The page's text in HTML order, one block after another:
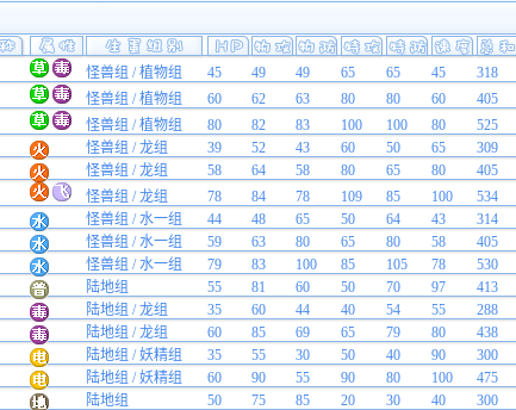
怪兽组 / 植物组 45 49 49 65 65 45 318
怪兽组 / 植物组 60 62 63 80 80 60 405
怪兽组 / 植物组 80 82 83 100 100 80 525
怪兽组 / 龙组 39 52 43 60 50 65 309
怪兽组 / 龙组 58 64 58 80 65 80 405
怪兽组 / 龙组 78 84 78 109 85 100 534
怪兽组 / 水一组 44 48 65 50 64 43 314
怪兽组 / 水一组 59 63 80 65 80 58 405
怪兽组 / 水一组 79 83 100 85 105 78 530
陆地组 55 81 60 50 70 97 413
陆地组 / 龙组 35 60 44 40 54 55 288
陆地组 / 龙组 60 85 69 65 79 80 438
陆地组 / 妖精组 35 55 30 50 40 90 300
陆地组 / 妖精组 60 90 55 90 80 100 475
陆地组 50 75 85 20 30 40 300